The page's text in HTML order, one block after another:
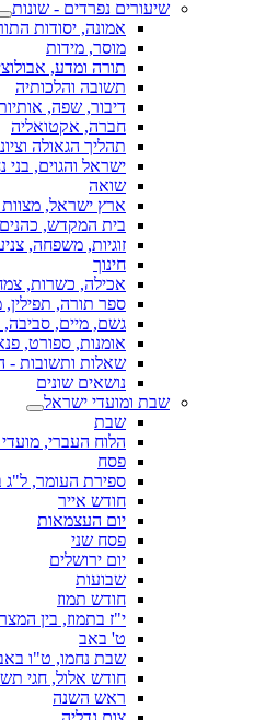
שיעורים נפרדים - שונות
אמונה, יסודות
מוסר, מידות
תורה ומדע,
תשובה והלכותיה
דיבור, שפה,
חברה, אקטואליה
תהליך הגאולה
ישראל והגוים, בני
שואה
ארץ ישראל,
בית המקדש,
זוגיות, משפחה,
חינוך
אכילה, כשרות,
ספר תורה, תפילין,
גשם, מיים, סביבה,
אומנות, ספורט,
שאלות ותשובות -
נושאים שונים
שבת ומועדי ישראל
שבת
הלוח העברי,
פסח
ספירת העומר, ל"ג
חודש אייר
יום העצמאות
פסח שני
יום ירושלים
שבועות
חודש תמוז
י"ז בתמוז, בין
ט' באב
שבת נחמו, ט"ו
חודש אלול, חגי
ראש השנה